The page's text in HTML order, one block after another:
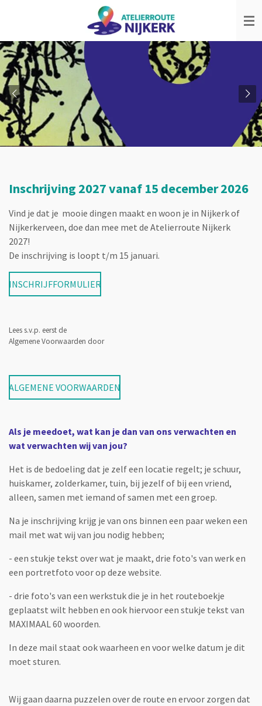
naar
de
hoofdinhoud
Inschrijving 2027 vanaf 15 december 2026
Vind je dat je mooie dingen maakt en woon je in Nijkerk of
Nijkerkerveen, doe dan mee met de Atelierroute Nijkerk
2027!
De inschrijving is loopt t/m 15 januari.
INSCHRIJFFORMULIER
Lees s.v.p. eerst de
Algemene Voorwaarden door
ALGEMENE VOORWAARDEN
Als je meedoet, wat kan je dan van ons verwachten en
wat verwachten wij van jou?
Het is de bedoeling dat je zelf een locatie regelt; je schuur,
huiskamer, zolderkamer, tuin, bij jezelf of bij een vriend,
alleen, samen met iemand of samen met een groep.
Na je inschrijving krijg je van ons binnen een paar weken een
mail met wat wij van jou nodig hebben;
- een stukje tekst over wat je maakt, drie foto's van werk en
een portretfoto voor op deze website.
- drie foto's van een werkstuk die je in het routeboekje
geplaatst wilt hebben en ook hiervoor een stukje tekst van
MAXIMAAL 60 woorden.
In deze mail staat ook waarheen en voor welke datum je dit
moet sturen.
Wij gaan daarna puzzelen over de route en ervoor zorgen dat